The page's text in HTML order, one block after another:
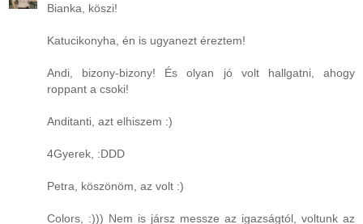
Bianka, köszi!
Katucikonyha, én is ugyanezt éreztem!
Andi, bizony-bizony! És olyan jó volt hallgatni, ahogy
roppant a csoki!
Anditanti, azt elhiszem :)
4Gyerek, :DDD
Petra, köszönöm, az volt :)
Colors, :))) Nem is jársz messze az igazságtól, voltunk az